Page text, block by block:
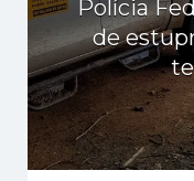
Polícia
de